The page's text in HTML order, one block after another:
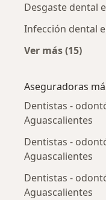
Desgaste dental
Infección dental
Ver más (15)
Aseguradoras
Dentistas -
Aguascalientes
Dentistas -
Aguascalientes
Dentistas -
Aguascalientes